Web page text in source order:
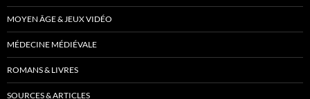
MOYEN ÂGE & JEUX VIDÉO
MÉDECINE MÉDIÉVALE
ROMANS & LIVRES
SOURCES & ARTICLES